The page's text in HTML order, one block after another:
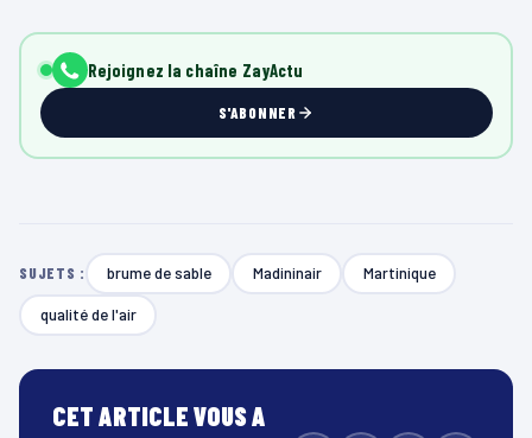
Rejoignez la chaîne ZayActu
S'ABONNER
SUJETS : brume de sable Madininair Martinique
qualité de l'air
CET ARTICLE VOUS A